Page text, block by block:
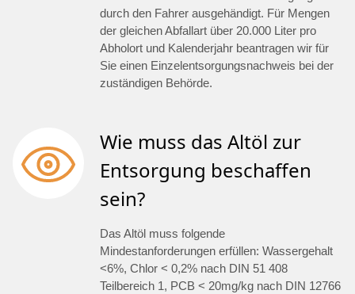
durch den Fahrer ausgehändigt. Für Mengen
der gleichen Abfallart über 20.000 Liter pro
Abholort und Kalenderjahr beantragen wir für
Sie einen Einzelentsorgungsnachweis bei der
zuständigen Behörde.
Wie muss das Altöl zur
Entsorgung beschaffen
sein?
Das Altöl muss folgende
Mindestanforderungen erfüllen: Wassergehalt
<6%, Chlor < 0,2% nach DIN 51 408
Teilbereich 1, PCB < 20mg/kg nach DIN 12766